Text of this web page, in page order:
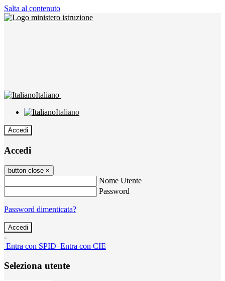
Salta al contenuto
Italiano
Italiano
Accedi
Accedi
button close ×
Nome Utente
Password
Password dimenticata?
-
Entra con SPID Entra con CIE
Seleziona utente